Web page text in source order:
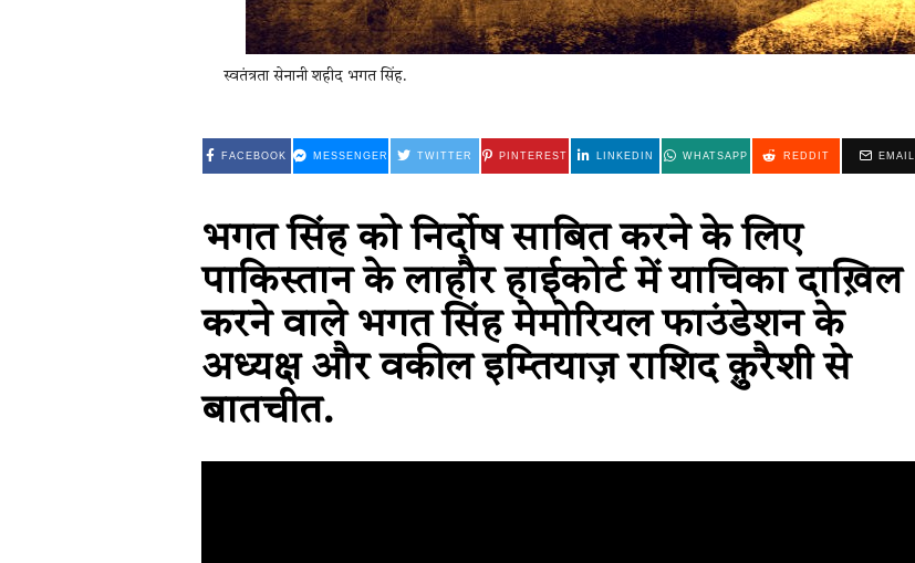
स्वतंत्रता सेनानी शहीद भगत सिंह.
FACEBOOK MESSENGER TWITTER PINTEREST LINKEDIN WHATSAPP REDDIT EMAIL
भगत सिंह को निर्दोष साबित करने के लिए
पाकिस्तान के लाहौर हाईकोर्ट में याचिका दाख़िल
करने वाले भगत सिंह मेमोरियल फाउंडेशन के
अध्यक्ष और वकील इम्तियाज़ राशिद क़ुरैशी से
बातचीत.